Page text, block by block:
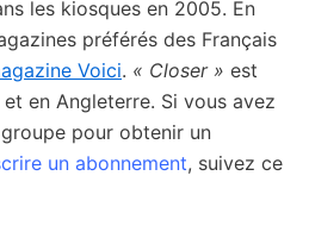
les kiosques en 2005. En
préférés des Français
Voici. « Closer » est
en Angleterre. Si vous avez
pour obtenir un
un abonnement, suivez ce